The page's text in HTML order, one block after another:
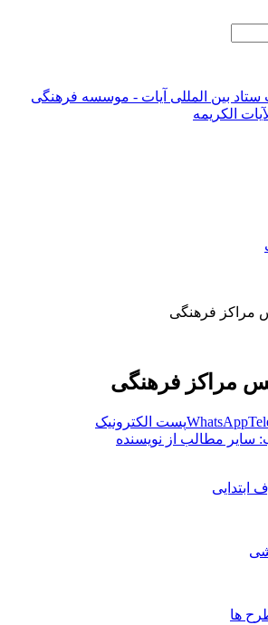
ستاد بین المللی آیات - موسسه فرهنگی
الکریمه
مراکز فرهنگی
مراکز فرهنگی
WhatsAppپست الکترونیک
سایر مطالب از نویسنده
ابتدایی
ها